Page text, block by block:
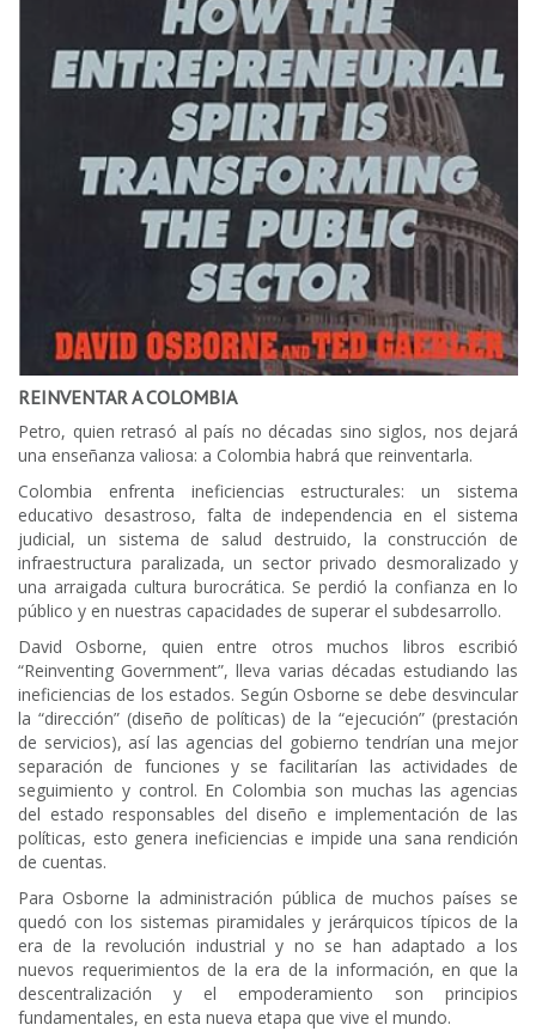
REINVENTAR A COLOMBIA
Petro, quien retrasó al país no décadas sino siglos, nos dejará
una enseñanza valiosa: a Colombia habrá que reinventarla.
Colombia enfrenta ineficiencias estructurales: un sistema
educativo desastroso, falta de independencia en el sistema
judicial, un sistema de salud destruido, la construcción de
infraestructura paralizada, un sector privado desmoralizado y
una arraigada cultura burocrática. Se perdió la confianza en lo
público y en nuestras capacidades de superar el subdesarrollo.
David Osborne, quien entre otros muchos libros escribió
“Reinventing Government”, lleva varias décadas estudiando las
ineficiencias de los estados. Según Osborne se debe desvincular
la “dirección” (diseño de políticas) de la “ejecución” (prestación
de servicios), así las agencias del gobierno tendrían una mejor
separación de funciones y se facilitarían las actividades de
seguimiento y control. En Colombia son muchas las agencias
del estado responsables del diseño e implementación de las
políticas, esto genera ineficiencias e impide una sana rendición
de cuentas.
Para Osborne la administración pública de muchos países se
quedó con los sistemas piramidales y jerárquicos típicos de la
era de la revolución industrial y no se han adaptado a los
nuevos requerimientos de la era de la información, en que la
descentralización y el empoderamiento son principios
fundamentales, en esta nueva etapa que vive el mundo.